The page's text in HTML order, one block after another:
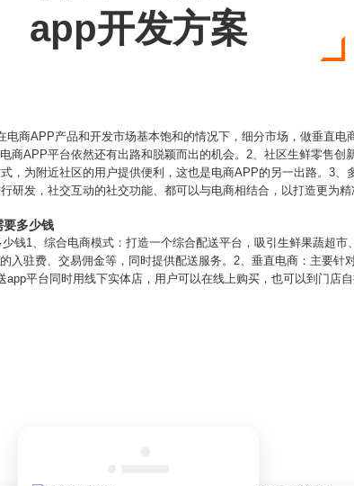
app开发方案
商APP产品和开发市场基本饱和的情况下，细分市场，做垂直电
商APP平台依然还有出路和脱颖而出的机会。2、社区生鲜零售创
，为附近社区的用户提供便利，这也是电商APP的另一出路。3、
研发，社交互动的社交功能、都可以与电商相结合，以打造更为
多少钱
钱1、综合电商模式：打造一个综合配送平台，吸引生鲜果蔬超市
入驻费、交易佣金等，同时提供配送服务。2、垂直电商：主要针
平台同时用线下实体店，用户可以在线上购买，也可以到门店